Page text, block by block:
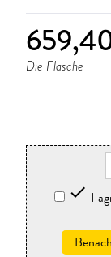
Die Flasche
 I